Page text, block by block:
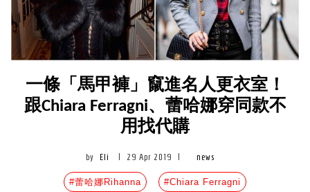
一條「馬甲褲」竄進名人更衣室！
跟Chiara Ferragni、蕾哈娜穿同款不
用找代購
by Eli 29 Apr 2019 news
#蕾哈娜Rihanna #Chiara Ferragni